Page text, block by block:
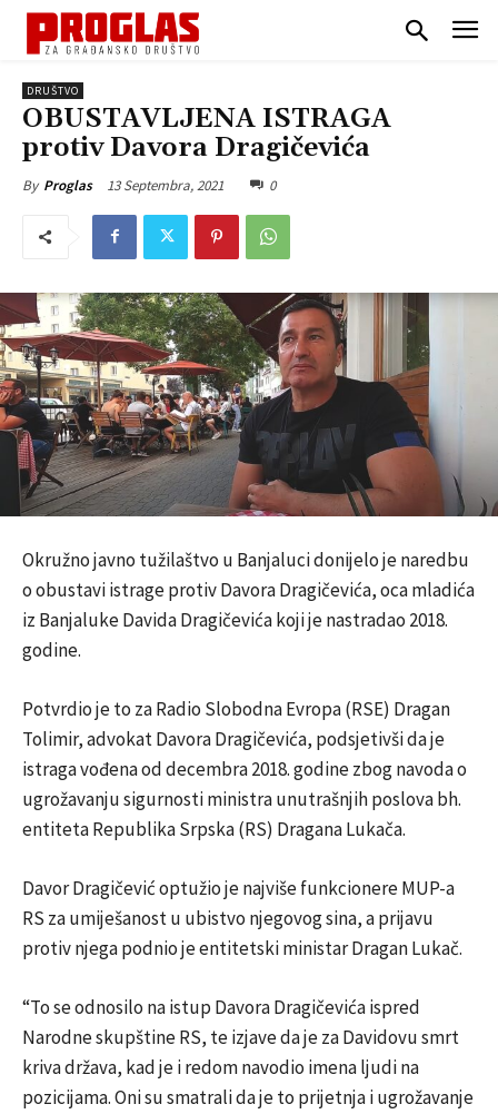
DRUŠTVO
OBUSTAVLJENA ISTRAGA
protiv Davora Dragičevića
By Proglas 13 Septembra, 2021 0
Okružno javno tužilaštvo u Banjaluci donijelo je naredbu
o obustavi istrage protiv Davora Dragičevića, oca mladića
iz Banjaluke Davida Dragičevića koji je nastradao 2018.
godine.
Potvrdio je to za Radio Slobodna Evropa (RSE) Dragan
Tolimir, advokat Davora Dragičevića, podsjetivši da je
istraga vođena od decembra 2018. godine zbog navoda o
ugrožavanju sigurnosti ministra unutrašnjih poslova bh.
entiteta Republika Srpska (RS) Dragana Lukača.
Davor Dragičević optužio je najviše funkcionere MUP-a
RS za umiješanost u ubistvo njegovog sina, a prijavu
protiv njega podnio je entitetski ministar Dragan Lukač.
“To se odnosilo na istup Davora Dragičevića ispred
Narodne skupštine RS, te izjave da je za Davidovu smrt
kriva država, kad je i redom navodio imena ljudi na
pozicijama. Oni su smatrali da je to prijetnja i ugrožavanje